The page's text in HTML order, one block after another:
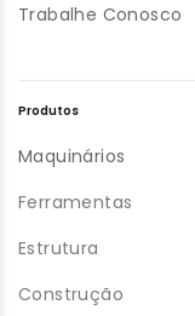
Trabalhe Conosco
Produtos
Maquinários
Ferramentas
Estrutura
Construção